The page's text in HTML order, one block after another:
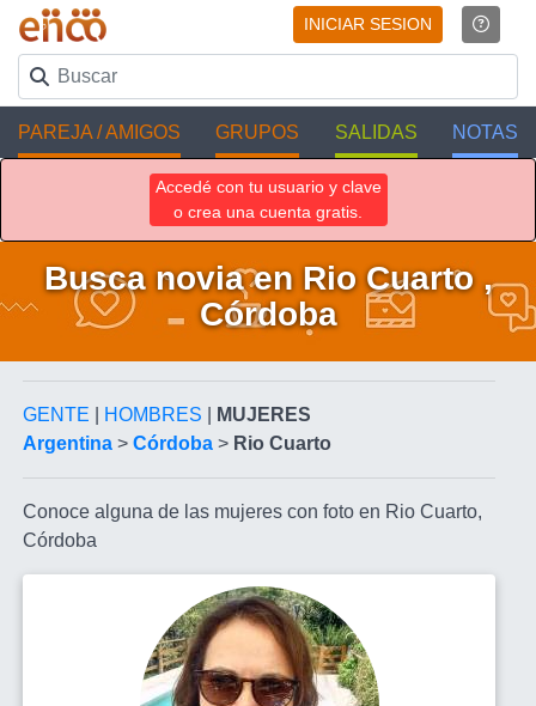
INICIAR SESION
PAREJA / AMIGOS GRUPOS SALIDAS NOTAS
Accedé con tu usuario y clave
o crea una cuenta gratis.
Busca novia en Rio Cuarto ,
Córdoba
GENTE HOMBRES
MUJERES
Argentina > Córdoba > Rio Cuarto
Conoce alguna de las mujeres con foto en Rio Cuarto,
Córdoba